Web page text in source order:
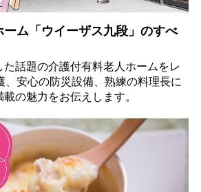
ム「ウイーザス九段」のすべ
話題の介護付有料老人ホームをレ
、安心の防災設備、熟練の料理長に
の魅力をお伝えします。